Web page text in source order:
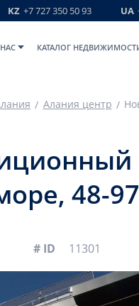
KZ +7 727 350 50 93 UA
КАТАЛОГ
Алания центр
48-
# ID 11301